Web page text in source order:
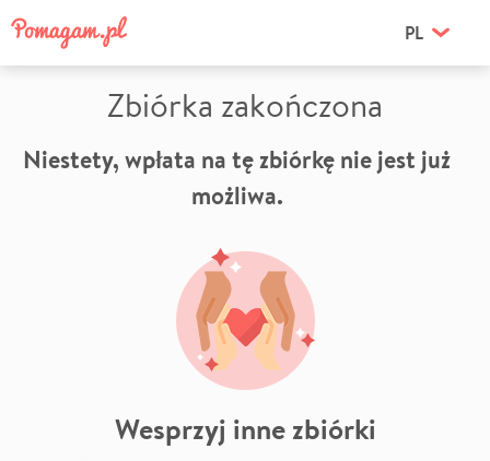
PL
Zbiórka zakończona
Niestety, wpłata na tę zbiórkę nie jest już
możliwa.
Wesprzyj inne zbiórki